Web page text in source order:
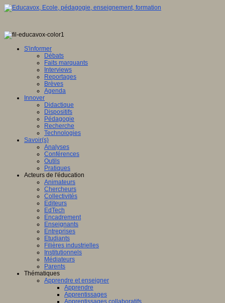
S'informer
Débats
Faits marquants
Interviews
Reportages
Brèves
Agenda
Innover
Didactique
Dispositifs
Pédagogie
Recherche
Technologies
Savoir(s)
Analyses
Conférences
Outils
Pratiques
Acteurs de l'éducation
Animateurs
Chercheurs
Collectivités
Editeurs
EdTech
Encadrement
Enseignants
Entreprises
Etudiants
Filières industrielles
Institutionnels
Médiateurs
Parents
Thématiques
Apprendre et enseigner
Apprendre
Apprentissages
Apprentissages collaboratifs